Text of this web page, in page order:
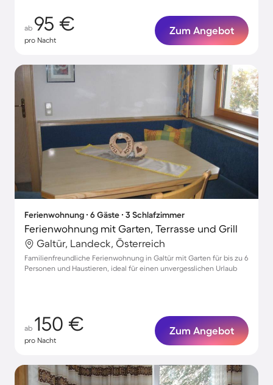
ab 95 €
pro Nacht
Zum Angebot
Ferienwohnung ∙ 6 Gäste ∙ 3 Schlafzimmer
Ferienwohnung mit Garten, Terrasse und Grill
Galtür, Landeck, Österreich
Familienfreundliche Ferienwohnung in Galtür mit Garten für bis zu 6
Personen und Haustieren, ideal für einen unvergesslichen Urlaub
ab 150 €
pro Nacht
Zum Angebot